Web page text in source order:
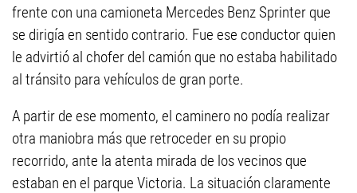
frente con una camioneta Mercedes Benz Sprinter que
se dirigía en sentido contrario. Fue ese conductor quien
le advirtió al chofer del camión que no estaba habilitado
al tránsito para vehículos de gran porte.
A partir de ese momento, el caminero no podía realizar
otra maniobra más que retroceder en su propio
recorrido, ante la atenta mirada de los vecinos que
estaban en el parque Victoria. La situación claramente